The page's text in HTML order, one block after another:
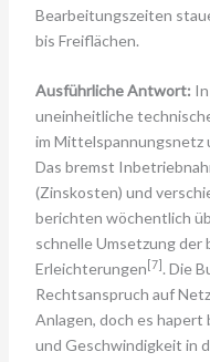
Bearbeitungszeiten
bis Freiflächen.
Ausführliche Antwort:
uneinheitliche
im Mittelspannungsnetz
Das bremst
(Zinskosten) und
berichten wöchentlich
schnelle Umsetzung
Erleichterungen [7] . Die
Rechtsanspruch auf
Anlagen, doch es hapert
und Geschwindigkeit in